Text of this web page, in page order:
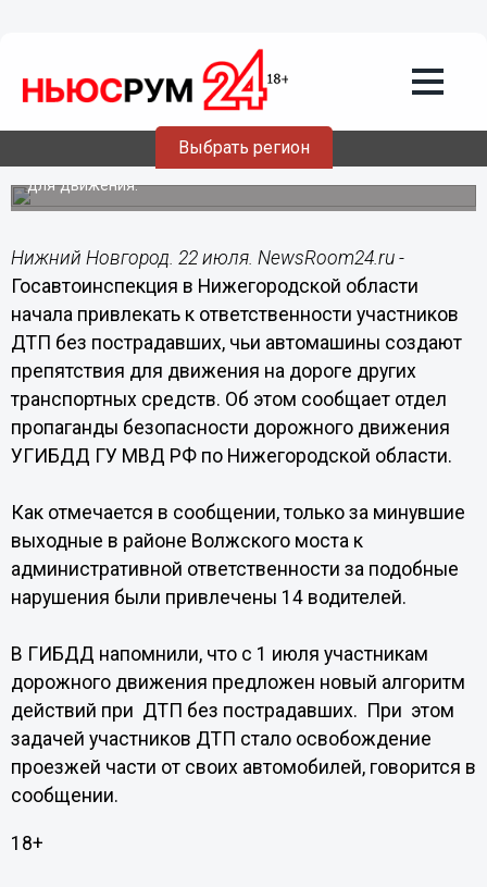
Выбрать регион
Госавтоинспекция накажет
нижегородцев за «пробки» на дорогах
К ответственности привлекаются участники ДТП без
пострадавших, чьи автомашины создают препятствия
для движения.
Нижний Новгород. 22 июля. NewsRoom24.ru -
Госавтоинспекция в Нижегородской области
начала привлекать к ответственности участников
ДТП без пострадавших, чьи автомашины создают
препятствия для движения на дороге других
транспортных средств. Об этом сообщает отдел
пропаганды безопасности дорожного движения
УГИБДД ГУ МВД РФ по Нижегородской области.
Как отмечается в сообщении, только за минувшие
выходные в районе Волжского моста к
административной ответственности за подобные
нарушения были привлечены 14 водителей.
В ГИБДД напомнили, что с 1 июля участникам
дорожного движения предложен новый алгоритм
действий при ДТП без пострадавших. При этом
задачей участников ДТП стало освобождение
проезжей части от своих автомобилей, говорится в
сообщении.
18+